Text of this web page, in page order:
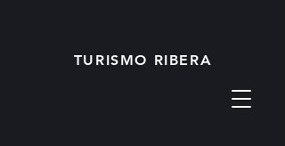
TURISMO RIBERA